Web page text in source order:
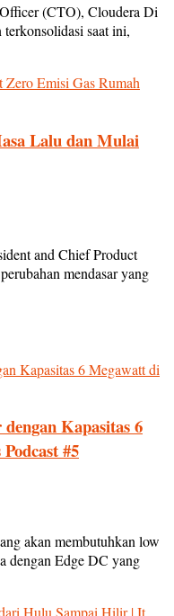
(CTO), Cloudera Di
saat ini,
Lalu dan Mulai
and Chief Product
mendasar yang
Kapasitas 6
#5
akan membutuhkan low
dengan Edge DC yang